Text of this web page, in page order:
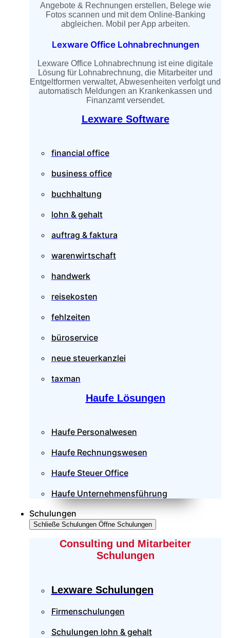
Angebote & Rechnungen erstellen, Belege wie
Fotos scannen und mit dem Online-Banking
abgleichen. Mobil per App arbeiten.
Lexware Office Lohnabrechnungen
Lexware Office Lohnabrechnung ist eine digitale
Lösung für Lohnabrechnung, die Mitarbeiter und
Entgeltformen verwaltet, Abwesenheiten verfolgt und
automatisch Meldungen an Krankenkassen und
Finanzamt versendet.
Lexware Software
financial office
business office
buchhaltung
lohn & gehalt
auftrag & faktura
warenwirtschaft
handwerk
reisekosten
fehlzeiten
büroservice
neue steuerkanzlei
taxman
Haufe Lösungen
Haufe Personalwesen
Haufe Rechnungswesen
Haufe Steuer Office
Haufe Unternehmensführung
Schulungen
Schließe Schulungen Öffne Schulungen
Consulting und Mitarbeiter
Schulungen
Lexware Schulungen
Firmenschulungen
Schulungen lohn & gehalt